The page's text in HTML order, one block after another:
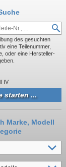
des gesuchten
eine Teilenummer,
oder eine Hersteller-
IV
Marke, Modell